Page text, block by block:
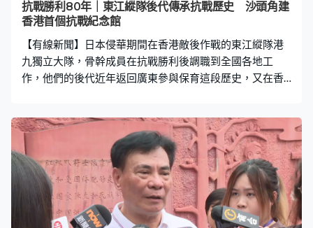
餘家抗戰紀念館進行展陳提升，全國備案抗戰紀念館達到
推動各地依托抗戰
抗戰勝利80年｜東江縱隊後代傳承抗戰歷史 沙頭角建
香港首個抗戰紀念館
【有線新聞】日本侵華期間在香港敵後作戰的東江縱隊港
九獨立大隊，骨幹成員在抗戰勝利後調職到全國各地工
作，他們的後代近年返回廣東參與保育這段歷史，又在香
於日軍，我們打都會輸，所以我們跟日軍的力量懸殊比較
大。這個中央在派往廣東幹部裡，特別強調一定要學會耗
住敵人、拖住敵人，所以我們是以游擊戰為主。」黃彥輝
的父親是東江縱隊成員，這支抗日游擊部隊由中國共產黨
在1938年在東江流域發動群眾組成，之後在1942年由香
港居民組成的東江縱隊港九獨立大隊亦在西貢一間教堂宣